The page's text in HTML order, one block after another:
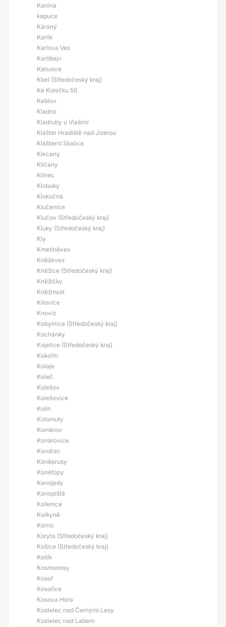
Kanina
kapuce
Káraný
Karlík
Karlova Ves
Karlštejn
Katusice
Kbel (Středočeský kraj)
Ke Kolečku 50
Keblov
Kladno
Kladruby u Vlašimi
Klášter Hradiště nad Jizerou
Klášterní Skalice
Klecany
Klíčany
Klínec
Klobuky
Klokočná
Klučenice
Klučov (Středočeský kraj)
Kluky (Středočeský kraj)
Kly
Kmetiněves
Kněževes
Kněžice (Středočeský kraj)
Kněžičky
Kněžmost
Kňovice
Knovíz
Kobylnice (Středočeský kraj)
Kochánky
Kojetice (Středočeský kraj)
Kokořín
Kolaje
Koleč
Kolešov
Kolešovice
Kolín
Kolomuty
Komárov
Konárovice
Kondrac
Koněprusy
Konětopy
Konojedy
Konopiště
Kořenice
Korkyně
Korno
Koryta (Středočeský kraj)
Košice (Středočeský kraj)
Košík
Kosmonosy
Kosoř
Kosořice
Kosova Hora
Kostelec nad Černými Lesy
Kostelec nad Labem